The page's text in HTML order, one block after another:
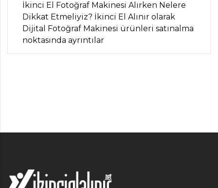
İkinci El Fotoğraf Makinesi Alırken Nelere
Dikkat Etmeliyiz? İkinci El Alınır olarak
Dijital Fotoğraf Makinesi ürünleri satınalma
noktasında ayrıntılar